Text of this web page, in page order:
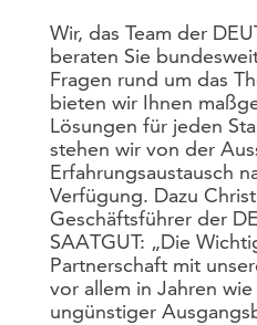
Wir, das Team der
beraten Sie
Fragen rund um das
bieten wir Ihnen
Lösungen für jeden
stehen wir von der
Erfahrungsaustausch
Verfügung. Dazu
Geschäftsführer der
SAATGUT: „Die
Partnerschaft mit
vor allem in Jahren
ungünstiger